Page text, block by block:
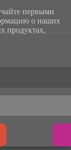
первыми
о наших
продуктах,